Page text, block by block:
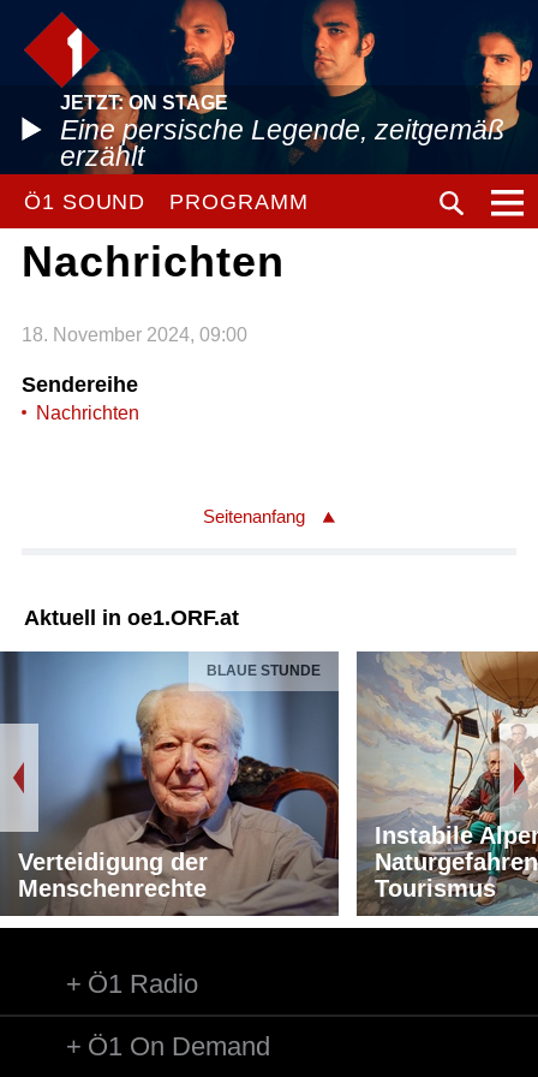
JETZT: ON STAGE
Eine persische Legende, zeitgemäß
erzählt
Ö1 SOUND PROGRAMM
Nachrichten
18. November 2024, 09:00
Sendereihe
Nachrichten
Seitenanfang
Aktuell in oe1.ORF.at
BLAUE STUNDE
Verteidigung der
Menschenrechte
Instabile
Tourismus
Ö1 Radio
Ö1 On Demand